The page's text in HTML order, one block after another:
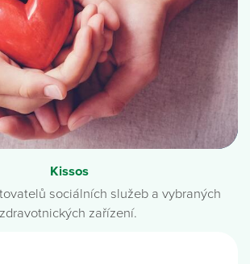
Kissos
sociálních služeb a vybraných
zdravotnických zařízení.